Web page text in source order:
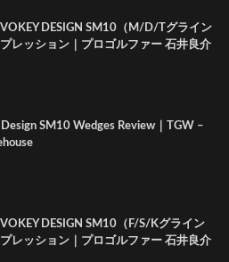
DESIGN SM10（M/D/Tグライン
プレッション｜プロゴルファー 石井良介
Design SM10 Wedges Review｜TGW –
DESIGN SM10（F/S/Kグライン
プレッション｜プロゴルファー 石井良介